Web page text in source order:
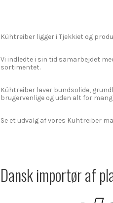
Kühtreiber ligger i Tjekkiet og
Vi indledte i sin tid samarbejdet
sortimentet.
Kühtreiber laver bundsolide,
brugervenlige og uden alt for
Se et udvalg af vores Kühtreiber
Dansk importør af